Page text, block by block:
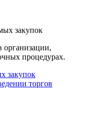
закупок
процедурах.
закупок
торгов